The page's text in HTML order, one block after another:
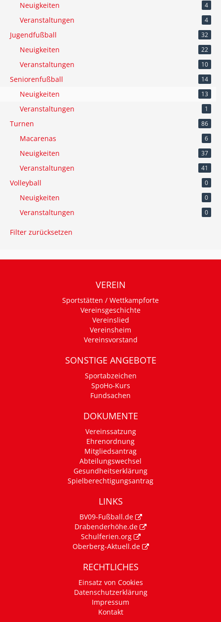
Neuigkeiten 4
Veranstaltungen 4
Jugendfußball 32
Neuigkeiten 22
Veranstaltungen 10
Seniorenfußball 14
Neuigkeiten 13
Veranstaltungen 1
Turnen 86
Macarenas 6
Neuigkeiten 37
Veranstaltungen 41
Volleyball 0
Neuigkeiten 0
Veranstaltungen 0
Filter zurücksetzen
VEREIN
Sportstätten / Wettkampforte
Vereinsgeschichte
Vereinslied
Vereinsheim
Vereinsvorstand
SONSTIGE ANGEBOTE
Sportabzeichen
SpoHo-Kurs
Fundsachen
DOKUMENTE
Vereinssatzung
Ehrenordnung
Mitgliedsantrag
Abteilungswechsel
Gesundheitserklärung
Spielberechtigungsantrag
LINKS
BV09-Fußball.de
Drabenderhöhe.de
Schulferien.org
Oberberg-Aktuell.de
RECHTLICHES
Einsatz von Cookies
Datenschutzerklärung
Impressum
Kontakt